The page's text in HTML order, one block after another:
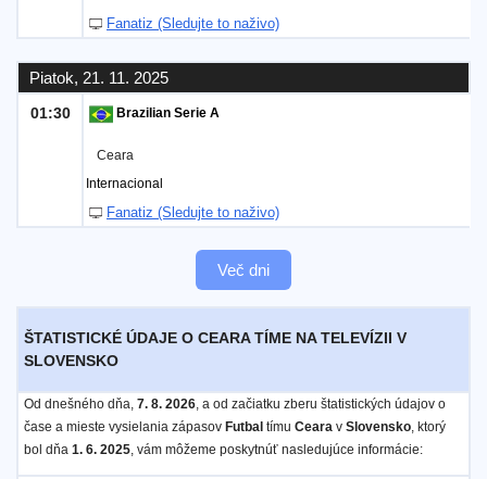
Fanatiz (Sledujte to naživo)
Piatok, 21. 11. 2025
01:30 Brazilian Serie A
Ceara
Internacional
Fanatiz (Sledujte to naživo)
Več dni
ŠTATISTICKÉ ÚDAJE O CEARA TÍME NA TELEVÍZII V
SLOVENSKO
Od dnešného dňa, 7. 8. 2026, a od začiatku zberu štatistických údajov o
čase a mieste vysielania zápasov Futbal tímu Ceara v Slovensko, ktorý
bol dňa 1. 6. 2025, vám môžeme poskytnúť nasledujúce informácie: